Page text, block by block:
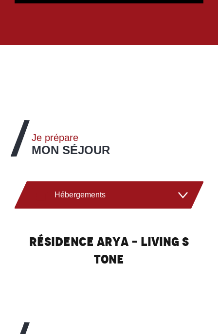
A savoir
4 au niveau du Télémix de Chabrières
Je prépare
MON SÉJOUR
Hébergements
Résidence ARYA - Living S
tone